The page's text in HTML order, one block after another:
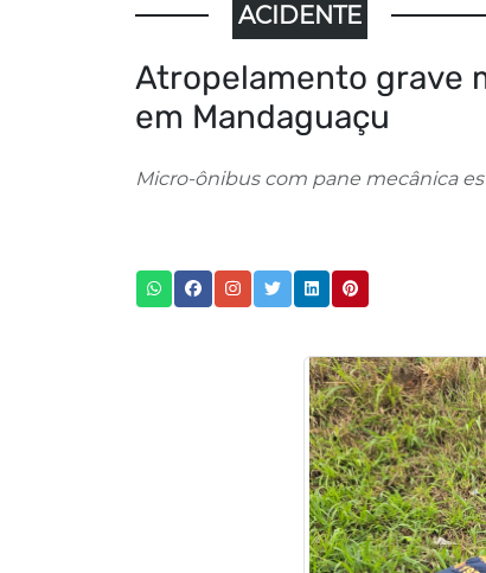
ACIDENTE
Atropelamento grave
em Mandaguaçu
Micro-ônibus com pane mecânica